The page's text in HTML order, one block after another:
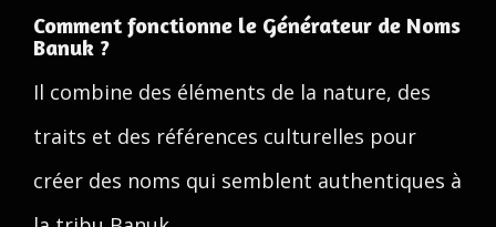
Comment fonctionne le Générateur de Noms
Banuk ?
Il combine des éléments de la nature, des
traits et des références culturelles pour
créer des noms qui semblent authentiques à